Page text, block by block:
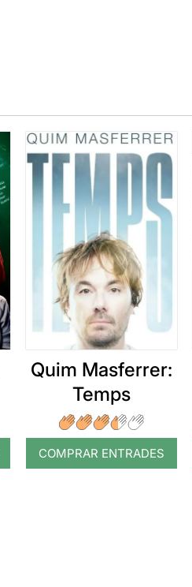
Quim Masferrer:
Temps
COMPRAR ENTRADES